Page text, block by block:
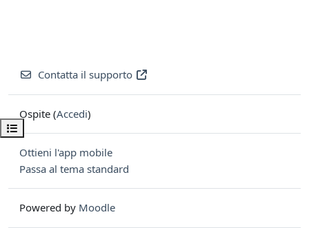
Apri indice del corso
Contatta il supporto
Ospite (Accedi)
Ottieni l'app mobile
Passa al tema standard
Powered by Moodle